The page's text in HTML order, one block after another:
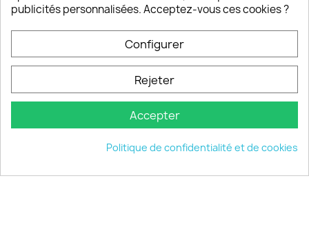
keyboard_arrow_down
© 2026 - choisistacoque.com
publicités personnalisées. Acceptez-vous ces cookies ?
Configurer
Rejeter
Accepter
Politique de confidentialité et de cookies